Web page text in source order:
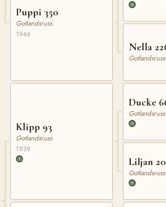
Puppi 350
Gotlandsruss
1946
Klipp 93
Gotlandsruss
1939
Nella
Gotlandsruss
Ducke
Gotlandsruss
Liljan
Gotlandsruss